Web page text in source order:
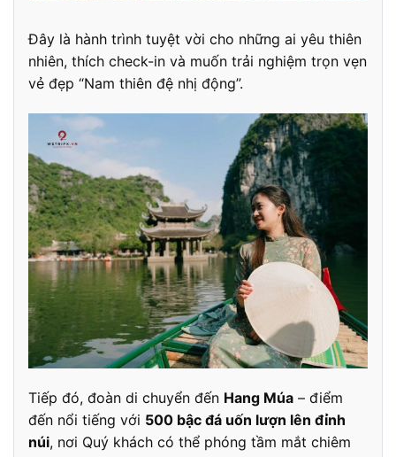
Đây là hành trình tuyệt vời cho những ai yêu thiên
nhiên, thích check-in và muốn trải nghiệm trọn vẹn
vẻ đẹp “Nam thiên đệ nhị động”.
Tiếp đó, đoàn di chuyển đến Hang Múa – điểm
đến nổi tiếng với 500 bậc đá uốn lượn lên đỉnh
núi, nơi Quý khách có thể phóng tầm mắt chiêm